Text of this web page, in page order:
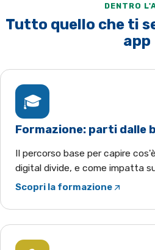
DENTRO
Tutto quello che ti
app
🎓
Formazione: parti dalle
Il percorso base per capire
digital divide, e come impatta
Scopri la formazione
(apre YouTube in una nuova